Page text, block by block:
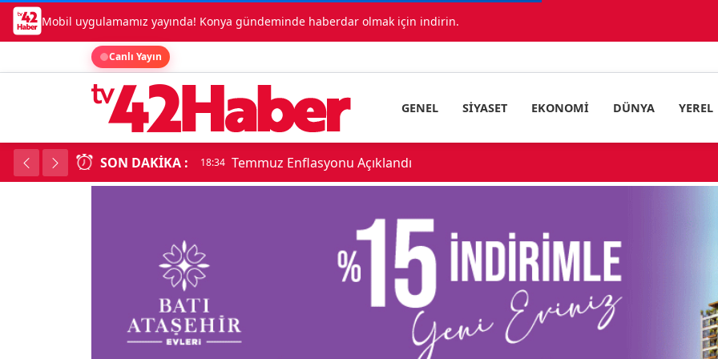
Mobil uygulamamız yayında! Konya gündeminde haberdar olmak için indirin.
Canlı Yayın
GENEL SIYASET EKONOMI DÜNYA YEREL
SON DAKIKA : 18:34 Temmuz Enflasyonu Açıklandı